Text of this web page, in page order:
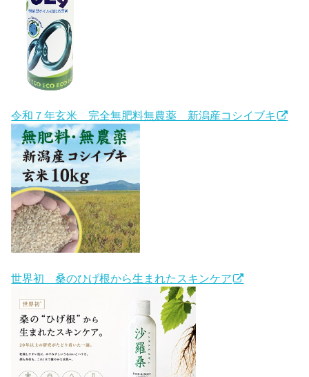
令和７年玄米 完全無肥料無農薬 新潟産コシイブキ
世界初 桑のひげ根から生まれたスキンケア